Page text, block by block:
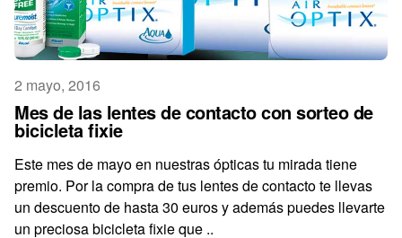
2 mayo, 2016
Mes de las lentes de contacto con sorteo de
bicicleta fixie
Este mes de mayo en nuestras ópticas tu mirada tiene
premio. Por la compra de tus lentes de contacto te llevas
un descuento de hasta 30 euros y además puedes llevarte
un preciosa bicicleta fixie que ..